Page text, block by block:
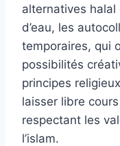
alternatives
d’eau, les
temporaires, qui
possibilités
principes
laisser libre
respectant les
l’islam.